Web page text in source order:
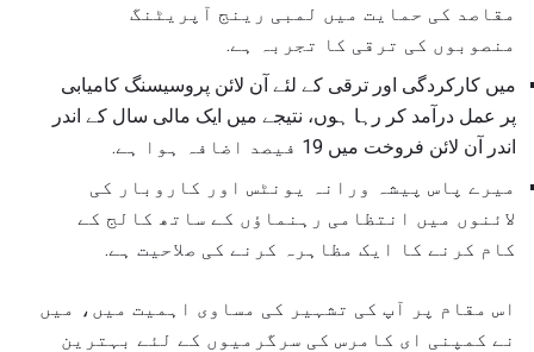
مقاصد کی حمایت میں لمبی رینج آپریٹنگ
منصوبوں کی ترقی کا تجربہ ہے.
میں کارکردگی اور ترقی کے لئے آن لائن پروسیسنگ کامیابی
پر عمل درآمد کر رہا ہوں، نتیجے میں ایک مالی سال کے اندر
اندر آن لائن فروخت میں 19 فیصد اضافہ ہوا ہے.
میرے پاس پیشہ ورانہ یونٹس اور کاروبار کی
لائنوں میں انتظامی رہنماؤں کے ساتھ کالج کے
کام کرنے کا ایک مظاہرہ کرنے کی صلاحیت ہے.
اس مقام پر آپ کی تشہیر کی مساوی اہمیت میں، میں
نے کمپنی ای کامرس کی سرگرمیوں کے لئے بہترین